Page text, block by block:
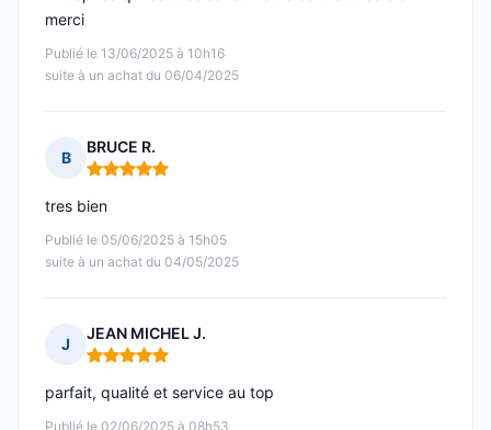
Publié le 13/06/2025 à 10h16
suite à un achat du 06/04/2025
merci
B
BRUCE R.
Note : 5 sur 5
Publié le 05/06/2025 à 15h05
suite à un achat du 04/05/2025
tres bien
J
JEAN MICHEL J.
Note : 5 sur 5
Publié le 02/06/2025 à 08h53
parfait, qualité et service au top